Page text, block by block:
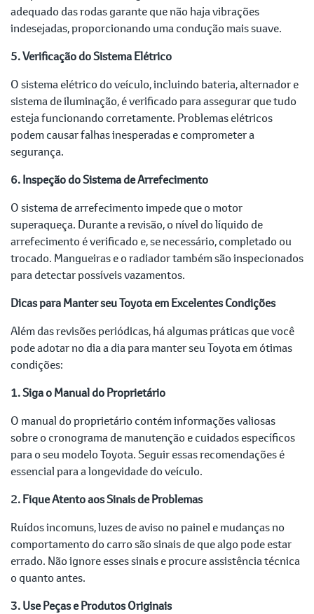
adequado das rodas garante que não haja vibrações
indesejadas, proporcionando uma condução mais suave.
5. Verificação do Sistema Elétrico
O sistema elétrico do veículo, incluindo bateria, alternador e
sistema de iluminação, é verificado para assegurar que tudo
esteja funcionando corretamente. Problemas elétricos
podem causar falhas inesperadas e comprometer a
segurança.
6. Inspeção do Sistema de Arrefecimento
O sistema de arrefecimento impede que o motor
superaqueça. Durante a revisão, o nível do líquido de
arrefecimento é verificado e, se necessário, completado ou
trocado. Mangueiras e o radiador também são inspecionados
para detectar possíveis vazamentos.
Dicas para Manter seu Toyota em Excelentes Condições
Além das revisões periódicas, há algumas práticas que você
pode adotar no dia a dia para manter seu Toyota em ótimas
condições:
1. Siga o Manual do Proprietário
O manual do proprietário contém informações valiosas
sobre o cronograma de manutenção e cuidados específicos
para o seu modelo Toyota. Seguir essas recomendações é
essencial para a longevidade do veículo.
2. Fique Atento aos Sinais de Problemas
Ruídos incomuns, luzes de aviso no painel e mudanças no
comportamento do carro são sinais de que algo pode estar
errado. Não ignore esses sinais e procure assistência técnica
o quanto antes.
3. Use Peças e Produtos Originais